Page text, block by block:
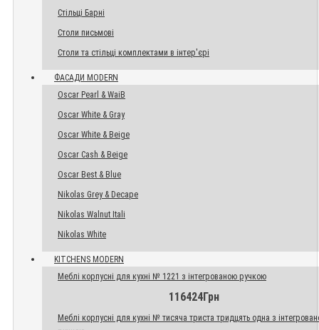
Стільці Барні
Столи письмові
Столи та стільці комплектами в інтер'єрі
ФАСАДИ MODERN
Oscar Pearl & WaiB
Oscar White & Gray
Oscar White & Beige
Oscar Cash & Beige
Oscar Best & Blue
Nikolas Grey & Decape
Nikolas Walnut Itali
Nikolas White
KITCHENS MODERN
Меблі корпусні для кухні № 1221 з інтегрованою ручкою
116424Грн
Меблі корпусні для кухні № тисяча триста тридцять одна з